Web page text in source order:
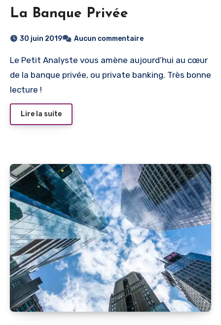
La Banque Privée
30 juin 2019 Aucun commentaire
Le Petit Analyste vous amène aujourd’hui au cœur
de la banque privée, ou private banking. Très bonne
lecture !
Lire la suite